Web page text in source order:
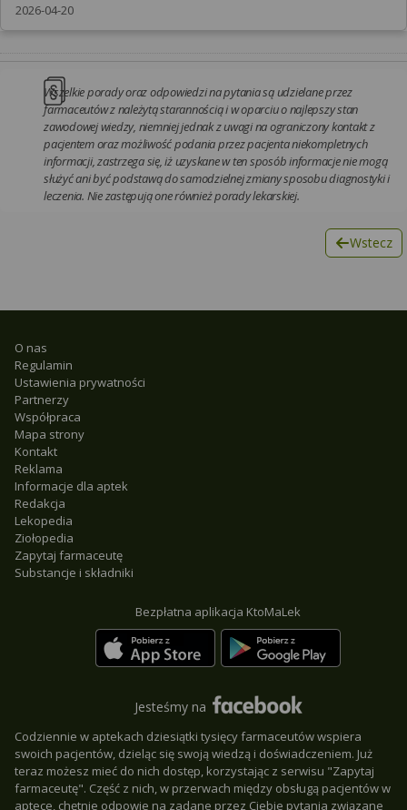
2026-04-20
Wszelkie porady oraz odpowiedzi na pytania są udzielane przez
farmaceutów z należytą starannością i w oparciu o najlepszy stan
zawodowej wiedzy, niemniej jednak z uwagi na ograniczony kontakt z
pacjentem oraz możliwość podania przez pacjenta niekompletnych
informacji, zastrzega się, iż uzyskane w ten sposób informacje nie mogą
służyć ani być podstawą do samodzielnej zmiany sposobu diagnostyki i
leczenia. Nie zastępują one również porady lekarskiej.
Wstecz
O nas
Regulamin
Ustawienia prywatności
Partnerzy
Współpraca
Mapa strony
Kontakt
Reklama
Informacje dla aptek
Redakcja
Lekopedia
Ziołopedia
Zapytaj farmaceutę
Substancje i składniki
Bezpłatna aplikacja KtoMaLek
Jesteśmy na
Codziennie w aptekach dziesiątki tysięcy farmaceutów wspiera
swoich pacjentów, dzieląc się swoją wiedzą i doświadczeniem. Już
teraz możesz mieć do nich dostęp, korzystając z serwisu "Zapytaj
farmaceutę". Część z nich, w przerwach między obsługą pacjentów w
aptece, chętnie odpowie na zadane przez Ciebie pytania związane